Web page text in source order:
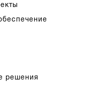
решения